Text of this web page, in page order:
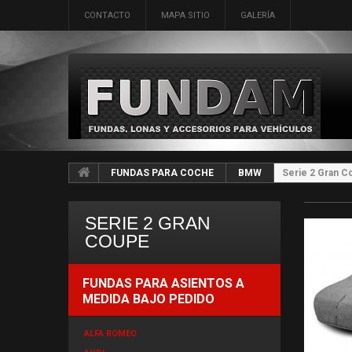
CONTACTO MAPA SITIO GALERÍA
FUNDAS PARA COCHE BMW Serie 2 Gran
SERIE 2 GRAN
COUPE
FUNDAS PARA ASIENTOS A
MEDIDA BAJO PEDIDO
ALFA ROMEO